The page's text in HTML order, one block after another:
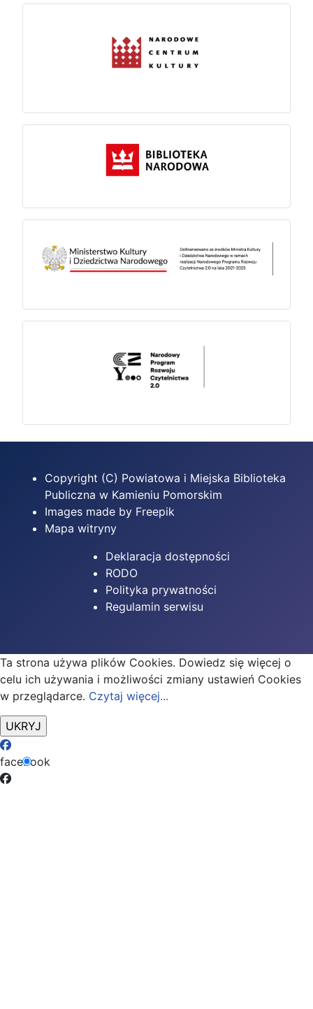
Copyright (C) Powiatowa i Miejska Biblioteka
Publiczna w Kamieniu Pomorskim
Images made by Freepik
Mapa witryny
Deklaracja dostępności
RODO
Polityka prywatności
Regulamin serwisu
Ta strona używa plików Cookies. Dowiedz się więcej o
celu ich używania i możliwości zmiany ustawień Cookies
w przeglądarce. Czytaj więcej...
facebook